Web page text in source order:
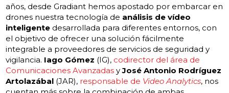
años, desde Gradiant hemos apostado por embarcar en
drones nuestra tecnología de análisis de vídeo
inteligente desarrollada para diferentes entornos, con
el objetivo de ofrecer una solución fácilmente
integrable a proveedores de servicios de seguridad y
vigilancia. Iago Gómez (IG), codirector del área de
Comunicaciones Avanzadas yJosé Antonio Rodríguez
Artolazábal (JAR), responsable de Video Analytics, nos